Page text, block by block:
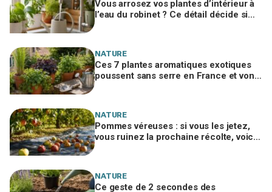
Vous arrosez vos plantes d’intérieur à
l’eau du robinet ? Ce détail décide si
NATURE
Ces 7 plantes aromatiques exotiques
poussent sans serre en France et vont
NATURE
Pommes véreuses : si vous les jetez,
vous ruinez la prochaine récolte, voici
NATURE
Ce geste de 2 secondes des